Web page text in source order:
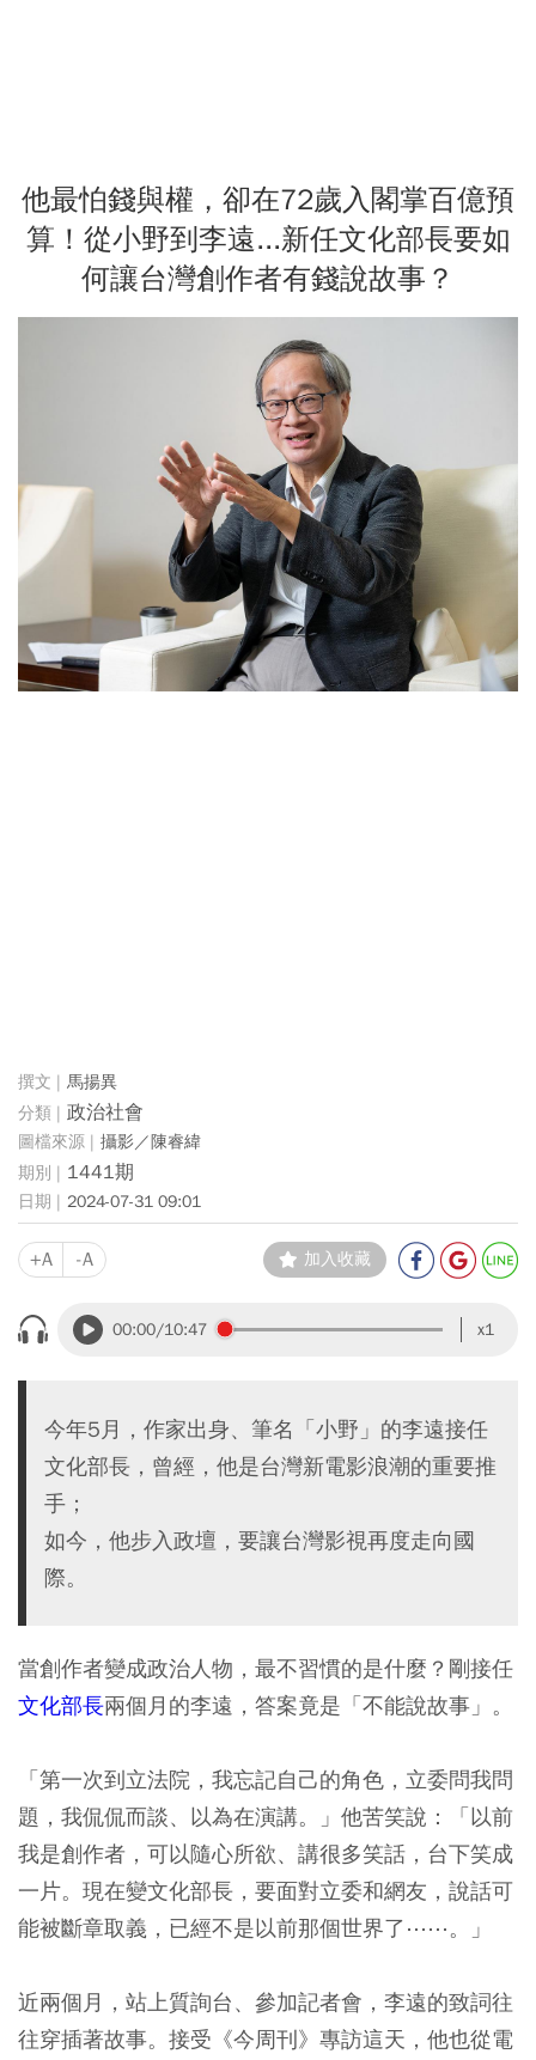
他最怕錢與權，卻在72歲入閣掌百億預
算！從小野到李遠...新任文化部長要如
何讓台灣創作者有錢說故事？
馬揚異
政治社會
攝影／陳睿緯
1441期
2024-07-31 09:01
+A -A 加入收藏
00:00/10:47 x1
今年5月，作家出身、筆名「小野」的李遠接任
文化部長，曾經，他是台灣新電影浪潮的重要推
手；
如今，他步入政壇，要讓台灣影視再度走向國
際。
當創作者變成政治人物，最不習慣的是什麼？剛接任
文化部長兩個月的李遠，答案竟是「不能說故事」。
「第一次到立法院，我忘記自己的角色，立委問我問
題，我侃侃而談、以為在演講。」他苦笑說：「以前
我是創作者，可以隨心所欲、講很多笑話，台下笑成
一片。現在變文化部長，要面對立委和網友，說話可
能被斷章取義，已經不是以前那個世界了⋯⋯。」
近兩個月，站上質詢台、參加記者會，李遠的致詞往
往穿插著故事。接受《今周刊》專訪這天，他也從電